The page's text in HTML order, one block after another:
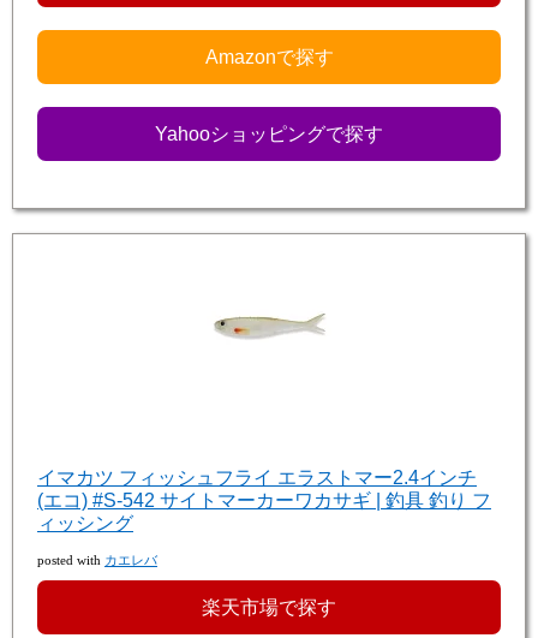
Amazonで探す
Yahooショッピングで探す
イマカツ フィッシュフライ エラストマー2.4インチ
(エコ) #S-542 サイトマーカーワカサギ | 釣具 釣り フ
ィッシング
posted with カエレバ
楽天市場で探す